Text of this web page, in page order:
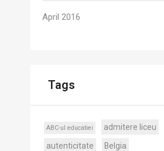
April 2016
Tags
ABC-ul educatiei
admitere liceu
autenticitate
Belgia